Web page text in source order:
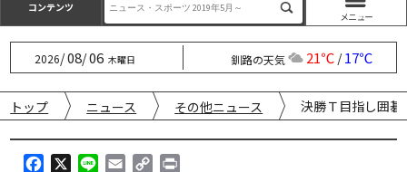
コンテンツ
2026/08/06 木曜日 釧路の天気 21℃/17℃
トップ ニュース その他ニュース 決勝Ｔ目指し囲